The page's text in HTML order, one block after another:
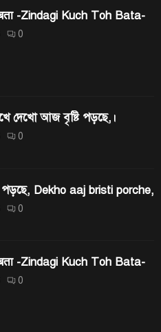
-Zindagi Kuch Toh Bata-
0
দেখো আজ বৃষ্টি পড়ছে,।
0
Dekho aaj bristi porche,
0
-Zindagi Kuch Toh Bata-
0